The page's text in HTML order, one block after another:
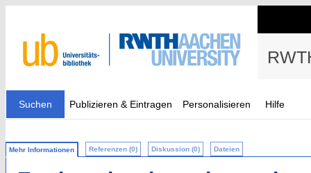
Suchen Publizieren & Eintragen Personalisieren Hilfe
Mehr Informationen Referenzen (0) Diskussion (0) Dateien